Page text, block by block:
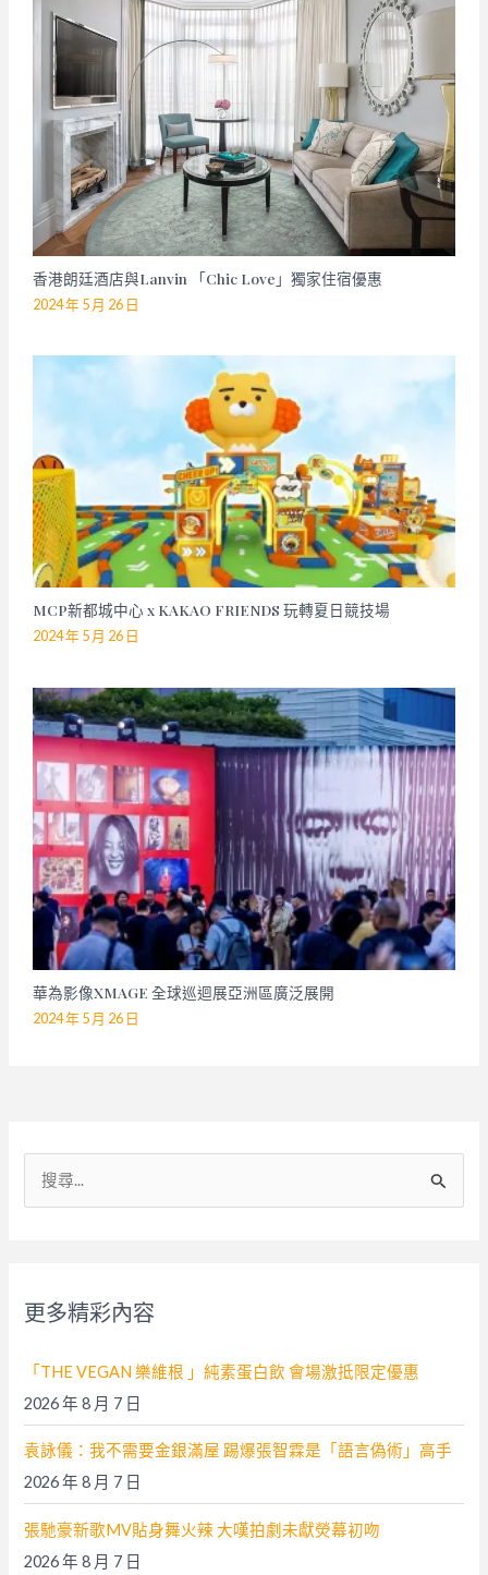
香港朗廷酒店與Lanvin 「Chic Love」獨家住宿優惠
2024 年 5 月 26 日
MCP新都城中心 x KAKAO FRIENDS 玩轉夏日競技場
2024 年 5 月 26 日
華為影像XMAGE 全球巡迴展亞洲區廣泛展開
2024 年 5 月 26 日
:
更多精彩內容
「THE VEGAN 樂維根 」純素蛋白飲 會場激抵限定優惠
2026 年 8 月 7 日
袁詠儀：我不需要金銀滿屋 踢爆張智霖是「語言偽術」高手
2026 年 8 月 7 日
張馳豪新歌MV貼身舞火辣 大嘆拍劇未獻熒幕初吻
2026 年 8 月 7 日